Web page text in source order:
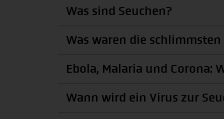
Was sind Seuchen?
Was waren die schlimmsten
Ebola, Malaria und Corona:
Wann wird ein Virus zur